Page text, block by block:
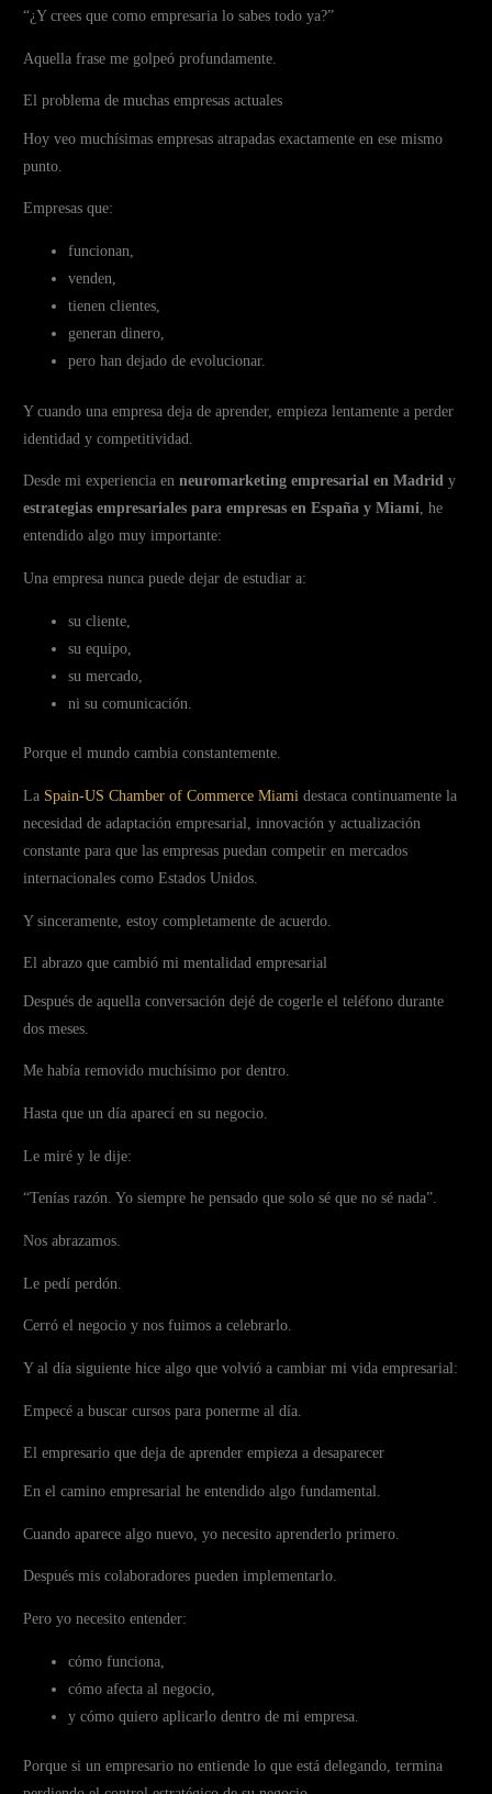
“¿Y crees que como empresaria lo sabes todo ya?”
Aquella frase me golpeó profundamente.
El problema de muchas empresas actuales
Hoy veo muchísimas empresas atrapadas exactamente en ese mismo
punto.
Empresas que:
funcionan,
venden,
tienen clientes,
generan dinero,
pero han dejado de evolucionar.
Y cuando una empresa deja de aprender, empieza lentamente a perder
identidad y competitividad.
Desde mi experiencia enneuromarketing empresarial en Madrid y
estrategias empresariales para empresas en España y Miami, he
entendido algo muy importante:
Una empresa nunca puede dejar de estudiar a:
su cliente,
su equipo,
su mercado,
ni su comunicación.
Porque el mundo cambia constantemente.
La Spain-US Chamber of Commerce Miami destaca continuamente la
necesidad de adaptación empresarial, innovación y actualización
constante para que las empresas puedan competir en mercados
internacionales como Estados Unidos.
Y sinceramente, estoy completamente de acuerdo.
El abrazo que cambió mi mentalidad empresarial
Después de aquella conversación dejé de cogerle el teléfono durante
dos meses.
Me había removido muchísimo por dentro.
Hasta que un día aparecí en su negocio.
Le miré y le dije:
“Tenías razón. Yo siempre he pensado que solo sé que no sé nada”.
Nos abrazamos.
Le pedí perdón.
Cerró el negocio y nos fuimos a celebrarlo.
Y al día siguiente hice algo que volvió a cambiar mi vida empresarial:
Empecé a buscar cursos para ponerme al día.
El empresario que deja de aprender empieza a desaparecer
En el camino empresarial he entendido algo fundamental.
Cuando aparece algo nuevo, yo necesito aprenderlo primero.
Después mis colaboradores pueden implementarlo.
Pero yo necesito entender:
cómo funciona,
cómo afecta al negocio,
y cómo quiero aplicarlo dentro de mi empresa.
Porque si un empresario no entiende lo que está delegando, termina